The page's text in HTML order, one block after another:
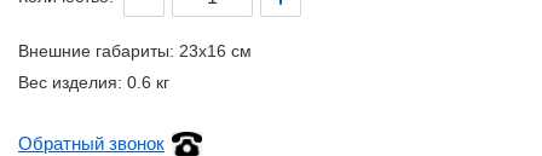
Внешние габариты: 23x16 см
Вес изделия: 0.6 кг
Обратный звонок